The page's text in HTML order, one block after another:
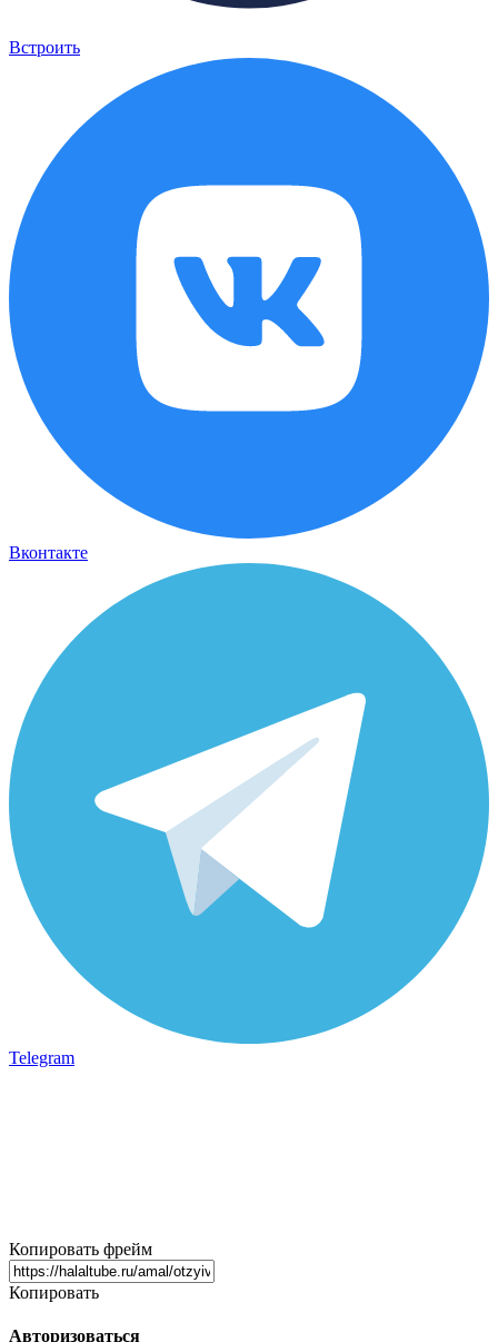
Встроить
Вконтакте
Telegram
Копировать фрейм
Копировать
Авторизоваться